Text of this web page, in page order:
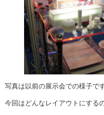
写真は以前の展示会での様子です
今回はどんなレイアウトにする